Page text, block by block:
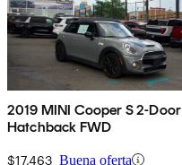
2019 MINI Cooper S 2-Door
Hatchback FWD
$17,463 Buena oferta